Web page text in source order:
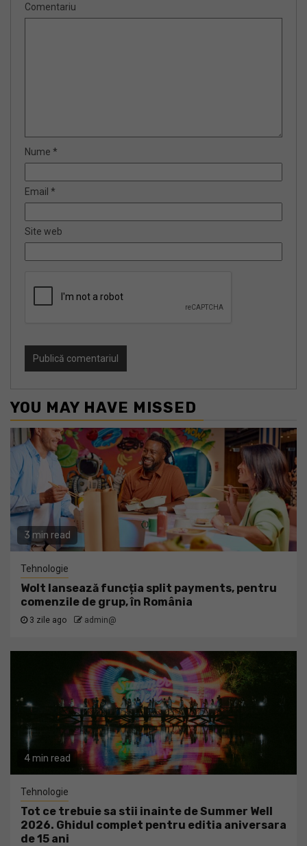
Comentariu
Nume *
Email *
Site web
YOU MAY HAVE MISSED
3 min read
Tehnologie
Wolt lansează funcția split payments, pentru
comenzile de grup, în România
3 zile ago admin@
4 min read
Tehnologie
Tot ce trebuie sa stii inainte de Summer Well
2026. Ghidul complet pentru editia aniversara
de 15 ani